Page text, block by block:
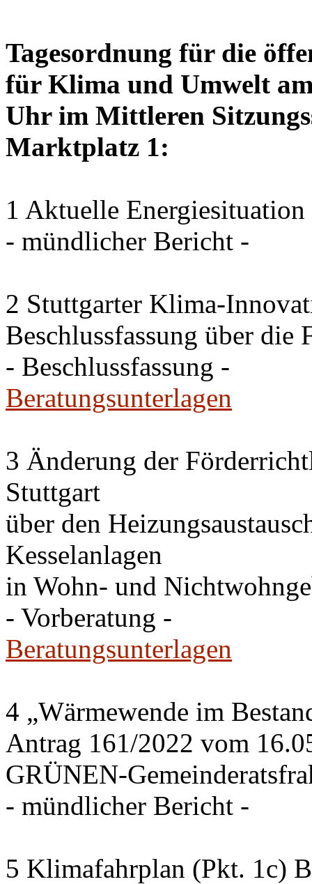
Tagesordnung für die
für Klima und Umwelt
Uhr im Mittleren
Marktplatz 1:
1 Aktuelle Energiesituation
- mündlicher Bericht -
2 Stuttgarter Klima-
Beschlussfassung über die
- Beschlussfassung -
Beratungsunterlagen
3 Änderung der
Stuttgart
über den
Kesselanlagen
in Wohn- und
- Vorberatung -
Beratungsunterlagen
4 „Wärmewende im
Antrag 161/2022 vom
GRÜNEN-
- mündlicher Bericht -
5 Klimafahrplan (Pkt. 1c)